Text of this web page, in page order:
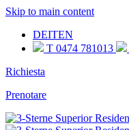
Skip to main content
DEITEN
T 0474 781013
Richiesta
Prenotare